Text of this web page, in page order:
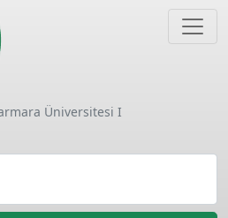
Üniversitesi I